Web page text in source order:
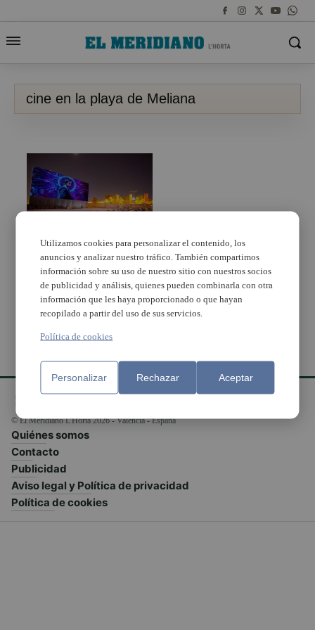
cine en la playa de Meliana
Esta semana hay cine
en las playas de El
Puig, Meliana y Puçol
© El Meridiano L'Horta 2026 - Valencia - España
Quiénes somos
Contacto
Publicidad
Aviso legal y Política de privacidad
Política de cookies
Utilizamos cookies para personalizar el contenido, los
anuncios y analizar nuestro tráfico. También compartimos
información sobre su uso de nuestro sitio con nuestros socios
de publicidad y análisis, quienes pueden combinarla con otra
información que les haya proporcionado o que hayan
recopilado a partir del uso de sus servicios.
Política de cookies
Personalizar Rechazar Aceptar